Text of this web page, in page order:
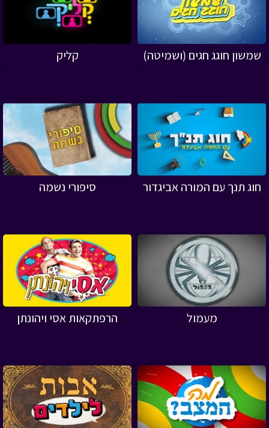
שמשון חוגג חגים (ושמיטה) קליק
חוג תנך עם המורה אביגדור סיפורי נשמה
מעמול הרפתקאות אסי ויהונתן